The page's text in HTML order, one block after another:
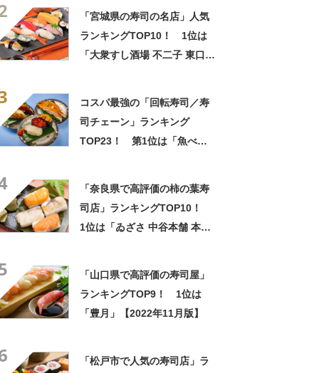
「宮城県の寿司の名店」人気
ランキングTOP10！ 1位は
「大衆すし酒場 不二子 東口
コスパ最強の「回転寿司／寿
司チェーン」ランキング
TOP23！ 第1位は「魚べ
「奈良県で高評価の柿の葉寿
司店」ランキングTOP10！
1位は「ゐざさ 中谷本舗 本
「山口県で高評価の寿司屋」
ランキングTOP9！ 1位は
「豊月」【2022年11月版】
「松戸市で人気の寿司店」ラ